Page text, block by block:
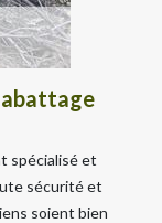
spécialisé et
sécurité et
soient bien